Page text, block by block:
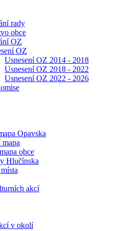
rady
obce
OZ
OZ
Usnesení OZ 2014 - 2018
Usnesení OZ 2018 - 2022
Usnesení OZ 2022 - 2026
Opavska
obce
Hlučínska
akcí
v okolí